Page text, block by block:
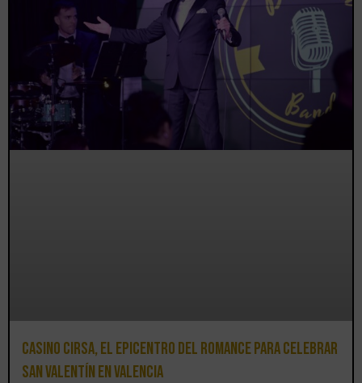
Casino CIRSA, el epicentro del romance para celebrar
San Valentín en Valencia